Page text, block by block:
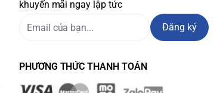
khuyến mãi ngay lập tức
Đăng ký
PHƯƠNG THỨC THANH TOÁN